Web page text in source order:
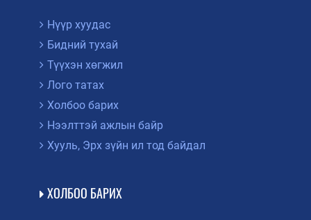
Нүүр хуудас
Бидний тухай
Түүхэн хөгжил
Лого татах
Холбоо барих
Нээлттэй ажлын байр
Хууль, Эрх зүйн ил тод байдал
ХОЛБОО БАРИХ